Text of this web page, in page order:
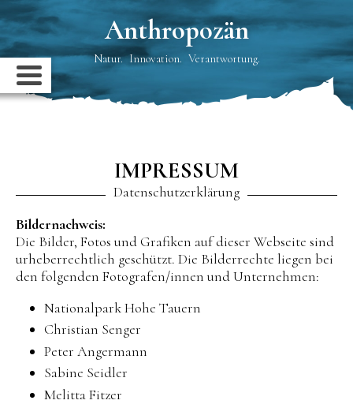
Anthropozän
Natur. Innovation. Verantwortung.
IMPRESSUM
Datenschutzerklärung
Bildernachweis:
Die Bilder, Fotos und Grafiken auf dieser Webseite sind
urheberrechtlich geschützt. Die Bilderrechte liegen bei
den folgenden Fotografen/innen und Unternehmen:
Nationalpark Hohe Tauern
Christian Senger
Peter Angermann
Sabine Seidler
Melitta Fitzer